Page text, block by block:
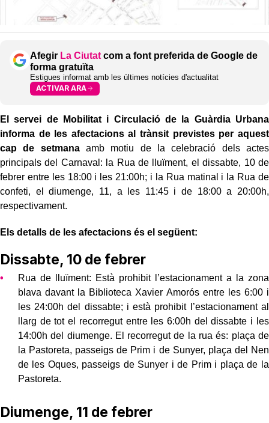
Afegir La Ciutat com a font preferida de Google de
forma gratuïta
Estigues informat amb les últimes notícies d'actualitat
ACTIVAR ARA
El servei de Mobilitat i Circulació de la Guàrdia Urbana
informa de les afectacions al trànsit previstes per aquest
cap de setmanaamb motiu de la celebració dels actes
principals del Carnaval: la Rua de lluïment, el dissabte, 10 de
febrer entre les 18:00 i les 21:00h; i la Rua matinal i la Rua de
confeti, el diumenge, 11, a les 11:45 i de 18:00 a 20:00h,
respectivament.
Els detalls de les afectacions és el següent:
Dissabte, 10 de febrer
Rua de lluïment: Està prohibit l’estacionament a la zona
blava davant la Biblioteca Xavier Amorós entre les 6:00 i
les 24:00h del dissabte; i està prohibit l’estacionament al
llarg de tot el recorregut entre les 6:00h del dissabte i les
14:00h del diumenge. El recorregut de la rua és: plaça de
la Pastoreta, passeigs de Prim i de Sunyer, plaça del Nen
de les Oques, passeigs de Sunyer i de Prim i plaça de la
Pastoreta.
Diumenge, 11 de febrer